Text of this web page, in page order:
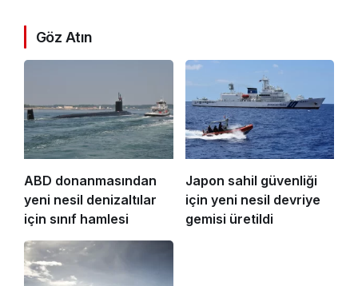
Göz Atın
ABD donanmasından
yeni nesil denizaltılar
için sınıf hamlesi
Japon sahil güvenliği
için yeni nesil devriye
gemisi üretildi